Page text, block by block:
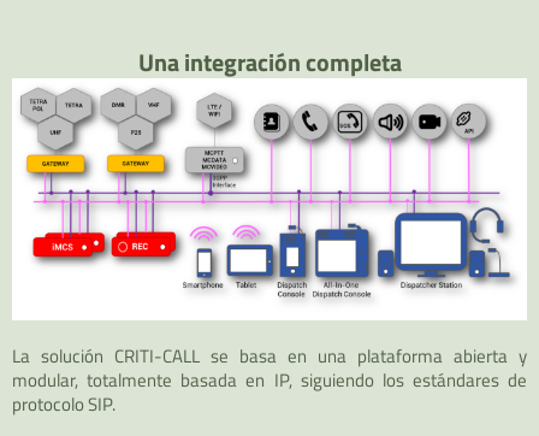
Una integración completa
La solución CRITI-CALL se basa en una plataforma abierta y
modular, totalmente basada en IP, siguiendo los estándares de
protocolo SIP.